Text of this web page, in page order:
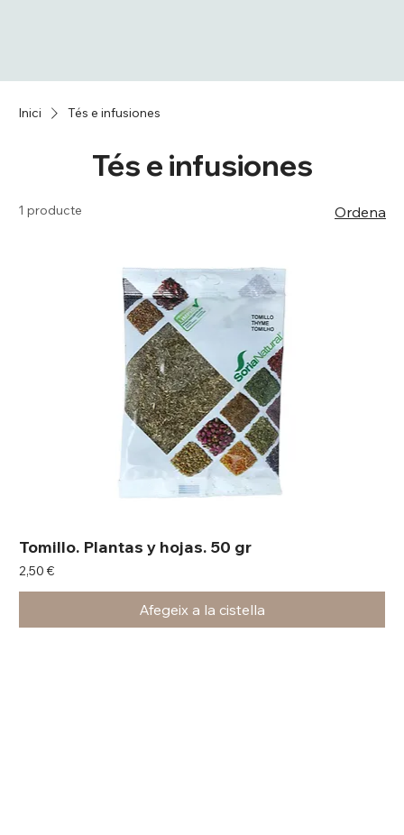
Inici Tés e infusiones
Tés e infusiones
1 producte Ordena
Tomillo. Plantas y hojas. 50 gr
Preu
2,50 €
Afegeix a la cistella